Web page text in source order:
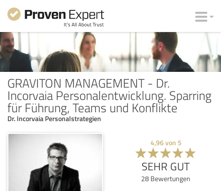
GRAVITON MANAGEMENT - Dr.
Incorvaia Personalentwicklung. Sparring
für Führung, Teams und Konflikte
Dr. Incorvaia Personalstrategien
4,96von 5
SEHR GUT
28 Bewertungen